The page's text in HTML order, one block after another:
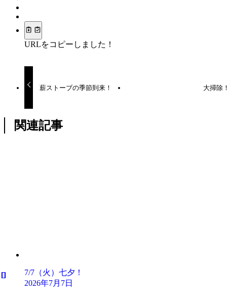
URLをコピーしました！
薪ストーブの季節到来！ 大掃除
関連記事
7/7（火）七夕！
2026年7月7日